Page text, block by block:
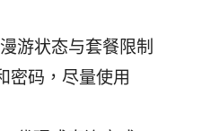
游状态与套餐限制
密码，尽量使用